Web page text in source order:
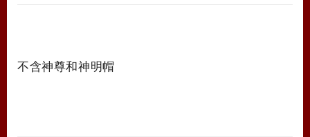
不含神尊和神明帽